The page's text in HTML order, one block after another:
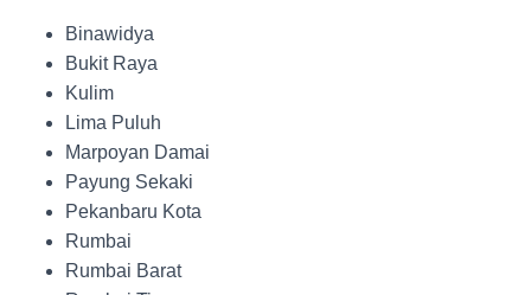
Binawidya
Bukit Raya
Kulim
Lima Puluh
Marpoyan Damai
Payung Sekaki
Pekanbaru Kota
Rumbai
Rumbai Barat